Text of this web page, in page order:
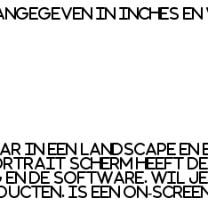
in inches
een landscape en
scherm heeft
de software. Wil je
Is een on-